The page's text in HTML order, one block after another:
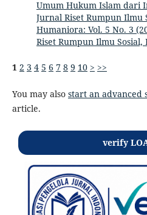
Umum Hukum Islam dari
Jurnal Riset Rumpun Ilmu
Humaniora: Vol. 5 No. 3
Riset Rumpun Ilmu
1 2 3 4 5 6 7 8 9 10 > >>
You may also start an advanced
article.
verify